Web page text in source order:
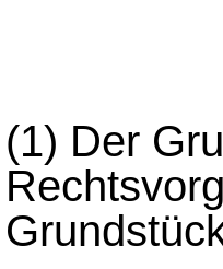
(1) Der